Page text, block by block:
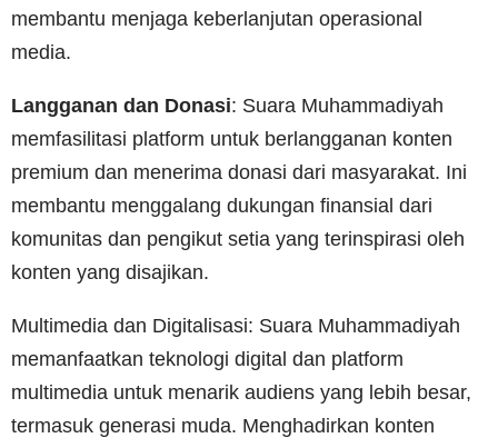
membantu menjaga keberlanjutan operasional
media.
Langganan dan Donasi: Suara Muhammadiyah
memfasilitasi platform untuk berlangganan konten
premium dan menerima donasi dari masyarakat. Ini
membantu menggalang dukungan finansial dari
komunitas dan pengikut setia yang terinspirasi oleh
konten yang disajikan.
Multimedia dan Digitalisasi: Suara Muhammadiyah
memanfaatkan teknologi digital dan platform
multimedia untuk menarik audiens yang lebih besar,
termasuk generasi muda. Menghadirkan konten